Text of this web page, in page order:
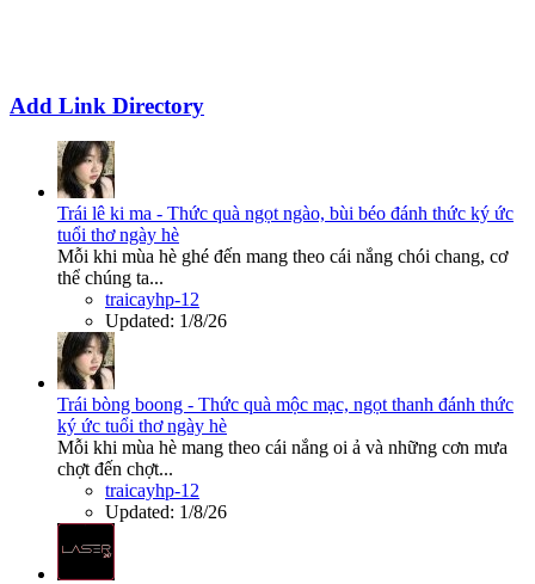
Add Link Directory
Trái lê ki ma - Thức quà ngọt ngào, bùi béo đánh thức ký ức
tuổi thơ ngày hè
Mỗi khi mùa hè ghé đến mang theo cái nắng chói chang, cơ
thể chúng ta...
traicayhp-12
Updated: 1/8/26
Trái bòng boong - Thức quà mộc mạc, ngọt thanh đánh thức
ký ức tuổi thơ ngày hè
Mỗi khi mùa hè mang theo cái nắng oi ả và những cơn mưa
chợt đến chợt...
traicayhp-12
Updated: 1/8/26